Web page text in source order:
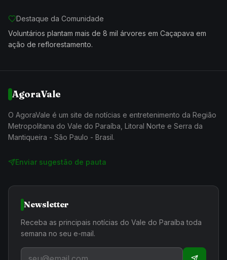
Destaque da Comunidade
Voluntários plantam mais de 8 mil árvores em Caçapava em
ação de reflorestamento.
AgoraVale
O AgoraVale é um site de notícias e entretenimento da Região
Metropolitana do Vale do Paraíba, Litoral Norte e Serra da
Mantiqueira - São Paulo - Brasil.
Enviar sugestão de pauta
Newsletter
Receba as principais notícias do Vale do Paraíba toda
semana no seu e-mail.